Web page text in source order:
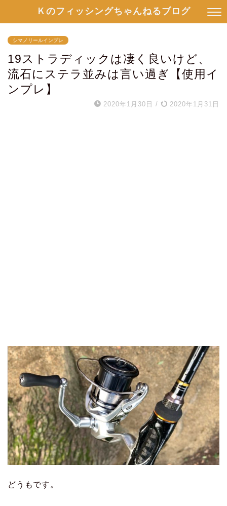
Ｋのフィッシングちゃんねるブログ
シマノリールインプレ
19ストラディックは凄く良いけど、
流石にステラ並みは言い過ぎ【使用イ
ンプレ】
2020年1月30日 / 2020年1月31日
どうもです。